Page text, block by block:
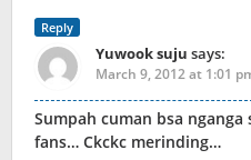
Reply
Yuwook suju says:
March 9, 2012 at 1:01
Sumpah cuman bsa nganga
fans… Ckckc merinding…